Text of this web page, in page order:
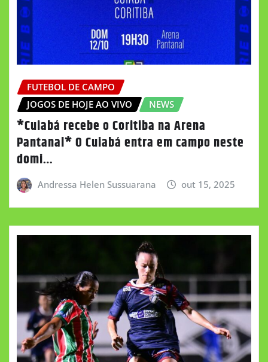
FUTEBOL DE CAMPO
JOGOS DE HOJE AO VIVO
NEWS
*Cuiabá recebe o Coritiba na Arena
Pantanal* O Cuiabá entra em campo neste
domi…
Andressa Helen Sussuarana out 15, 2025